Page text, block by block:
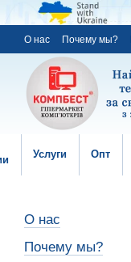
О нас Почему мы?
Услуги Опт
О нас
Почему мы?